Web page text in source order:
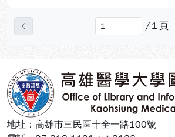
/ 1 頁
地址：高雄市三民區十全一路100號